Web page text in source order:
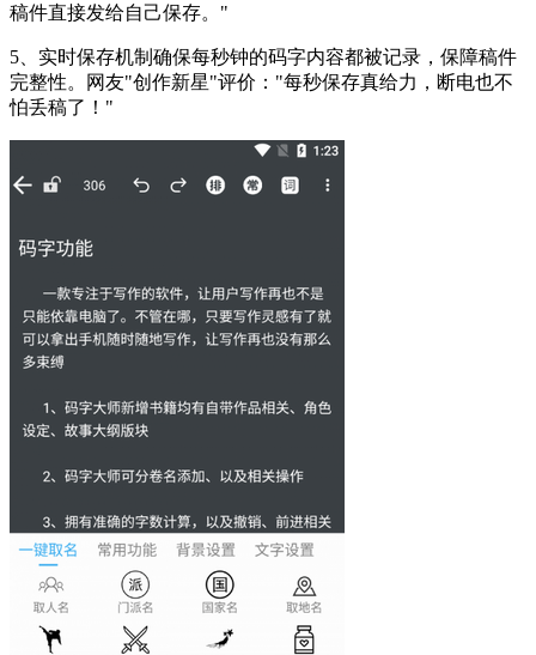
稿件直接发给自己保存。"
5、实时保存机制确保每秒钟的码字内容都被记录，保障稿件
完整性。网友"创作新星"评价："每秒保存真给力，断电也不
怕丢稿了！"